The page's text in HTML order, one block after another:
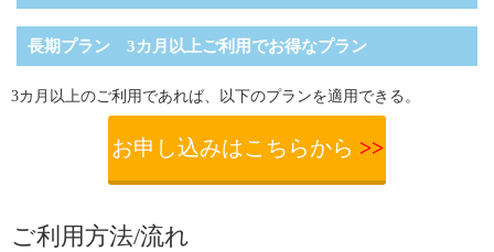
長期プラン 3カ月以上ご利用でお得なプラン
3カ月以上のご利用であれば、以下のプランを適用できる。
お申し込みはこちらから >>
ご利用方法/流れ